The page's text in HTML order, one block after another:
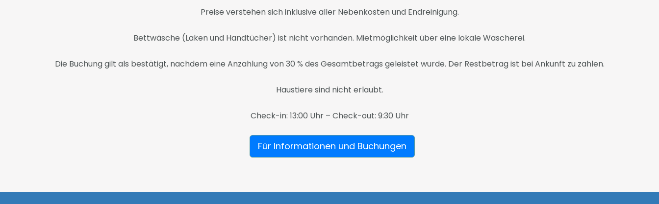
Preise verstehen sich inklusive aller Nebenkosten und Endreinigung.
Bettwäsche (Laken und Handtücher) ist nicht vorhanden. Mietmöglichkeit über eine lokale Wäscherei.
Die Buchung gilt als bestätigt, nachdem eine Anzahlung von 30 % des Gesamtbetrags geleistet wurde. Der Restbetrag ist bei Ankunft zu zahlen.
Haustiere sind nicht erlaubt.
Check-in: 13:00 Uhr – Check-out: 9:30 Uhr
Für Informationen und Buchungen